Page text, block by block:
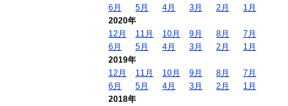
6月
5月 4月 3月 2月
1月
2020年
12月
11月 10月 9月 8月
7月
6月
5月 4月 3月 2月
1月
2019年
12月
11月 10月 9月 8月
7月
6月
5月 4月 3月 2月
1月
2018年